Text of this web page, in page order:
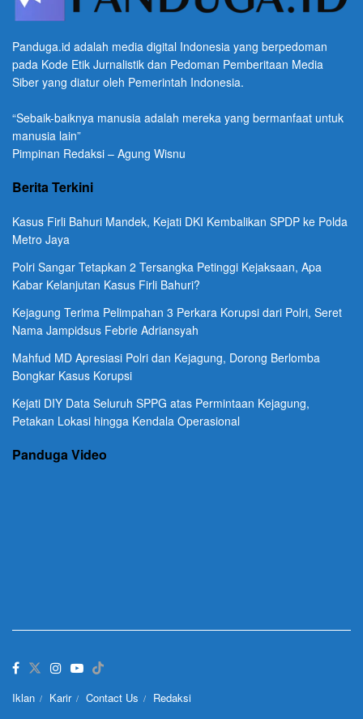
Panduga.id adalah media digital Indonesia yang berpedoman
pada Kode Etik Jurnalistik dan Pedoman Pemberitaan Media
Siber yang diatur oleh Pemerintah Indonesia.
“Sebaik-baiknya manusia adalah mereka yang bermanfaat untuk
manusia lain”
Pimpinan Redaksi – Agung Wisnu
Berita Terkini
Kasus Firli Bahuri Mandek, Kejati DKI Kembalikan SPDP ke Polda
Metro Jaya
Polri Sangar Tetapkan 2 Tersangka Petinggi Kejaksaan, Apa
Kabar Kelanjutan Kasus Firli Bahuri?
Kejagung Terima Pelimpahan 3 Perkara Korupsi dari Polri, Seret
Nama Jampidsus Febrie Adriansyah
Mahfud MD Apresiasi Polri dan Kejagung, Dorong Berlomba
Bongkar Kasus Korupsi
Kejati DIY Data Seluruh SPPG atas Permintaan Kejagung,
Petakan Lokasi hingga Kendala Operasional
Panduga Video
Iklan Karir Contact Us Redaksi